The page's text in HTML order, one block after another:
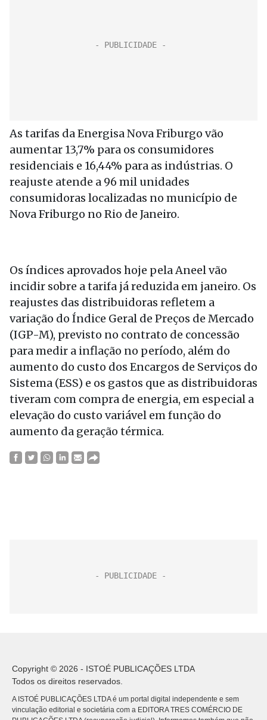
As tarifas da Energisa Nova Friburgo vão
aumentar 13,7% para os consumidores
residenciais e 16,44% para as indústrias. O
reajuste atende a 96 mil unidades
consumidoras localizadas no município de
Nova Friburgo no Rio de Janeiro.
Os índices aprovados hoje pela Aneel vão
incidir sobre a tarifa já reduzida em janeiro. Os
reajustes das distribuidoras refletem a
variação do Índice Geral de Preços de Mercado
(IGP-M), previsto no contrato de concessão
para medir a inflação no período, além do
aumento do custo dos Encargos de Serviços do
Sistema (ESS) e os gastos que as distribuidoras
tiveram com compra de energia, em especial a
elevação do custo variável em função do
aumento da geração térmica.
Copyright © 2026 - ISTOÉ PUBLICAÇÕES LTDA
Todos os direitos reservados.
A ISTOÉ PUBLICAÇÕES LTDA é um portal digital independente e sem
vinculação editorial e societária com a EDITORA TRES COMÉRCIO DE